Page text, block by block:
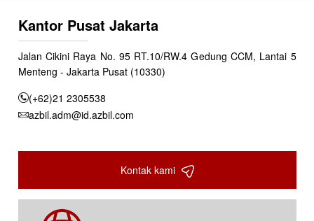
Kantor Pusat Jakarta
Jalan Cikini Raya No. 95 RT.10/RW.4 Gedung CCM, Lantai 5
Menteng - Jakarta Pusat (10330)
(+62)21 2305538
azbil.adm@id.azbil.com
Kontak kami